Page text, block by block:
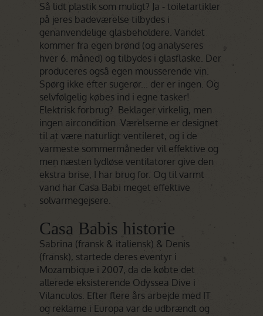
Så lidt plastik som muligt? Ja - toiletartikler
på jeres badeværelse tilbydes i
genanvendelige glasbeholdere. Vandet
kommer fra egen brønd (og analyseres
hver 6. måned) og tilbydes i glasflaske. Der
produceres også egen mousserende vin.
Spørg ikke efter sugerør... der er ingen. Og
selvfølgelig købes ind i egne tasker!
Elektrisk forbrug? Beklager virkelig, men
ingen aircondition. Værelserne er designet
til at være naturligt ventileret, og i de
varmeste sommermåneder vil effektive og
men næsten lydløse ventilatorer give den
ekstra brise, I har brug for. Og til varmt
vand har Casa Babi meget effektive
solvarmegejsere.
Casa Babis historie
Sabrina (fransk & italiensk) & Denis
(fransk), startede deres eventyr i
Mozambique i 2007, da de købte det
allerede eksisterende Odyssea Dive i
Vilanculos. Efter flere års arbejde med IT
og reklame i Europa var de udbrændt og